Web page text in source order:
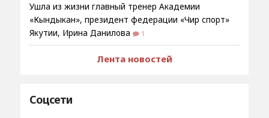
Ушла из жизни главный тренер Академии
«Кындыкан», президент федерации «Чир спорт»
Якутии, Ирина Данилова
1
Лента новостей
Соцсети